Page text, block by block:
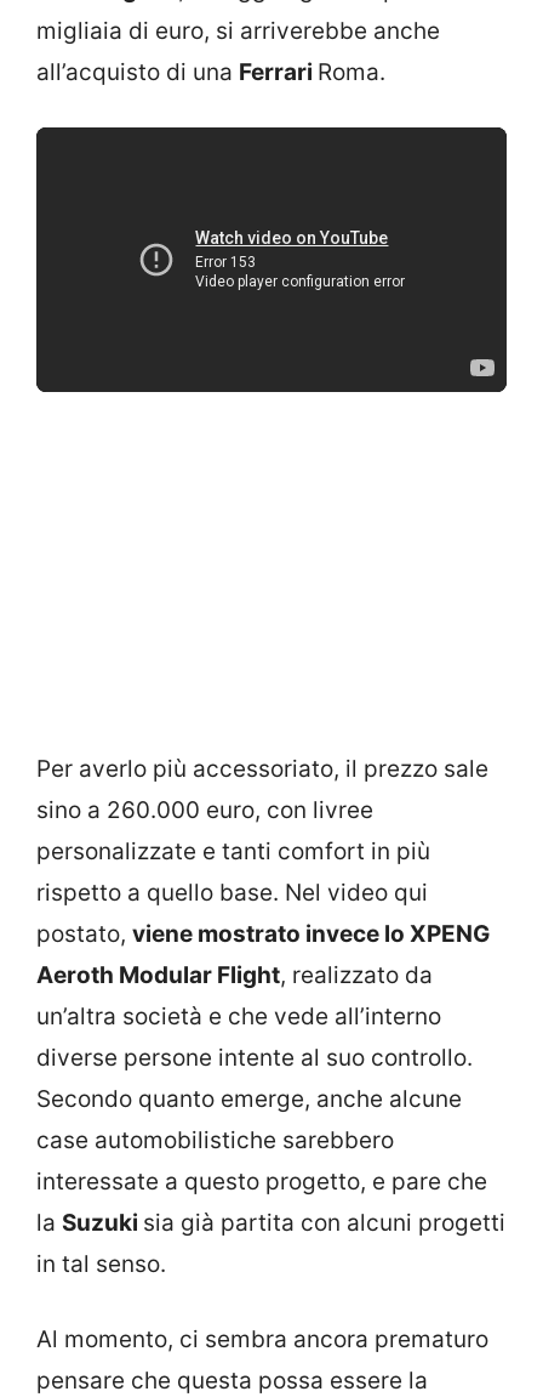
migliaia di euro, si arriverebbe anche
all’acquisto di una Ferrari Roma.
Per averlo più accessoriato, il prezzo sale
sino a 260.000 euro, con livree
personalizzate e tanti comfort in più
rispetto a quello base. Nel video qui
postato, viene mostrato invece lo XPENG
Aeroth Modular Flight, realizzato da
un’altra società e che vede all’interno
diverse persone intente al suo controllo.
Secondo quanto emerge, anche alcune
case automobilistiche sarebbero
interessate a questo progetto, e pare che
la Suzuki sia già partita con alcuni progetti
in tal senso.
Al momento, ci sembra ancora prematuro
pensare che questa possa essere la